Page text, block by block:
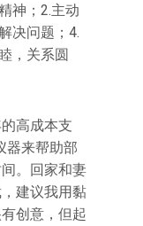
神；2.主动
决问题；4.
，关系圆
高成本支
器来帮助部
。回家和妻
建议我用黏
创意，但起